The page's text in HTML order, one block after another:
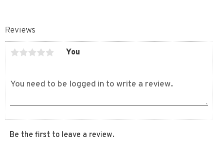
Reviews
You
Be the first to leave a review.